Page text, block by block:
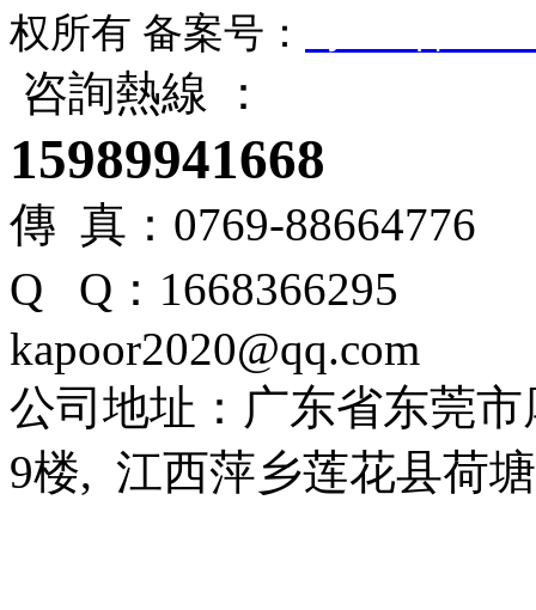
权所有 备案号：
咨詢熱線 ：
15989941668
傳 真：0769-88664776
Q Q：
kapoor2020@qq.com
公司地址：广东省东莞
9楼, 江西萍乡莲花县荷